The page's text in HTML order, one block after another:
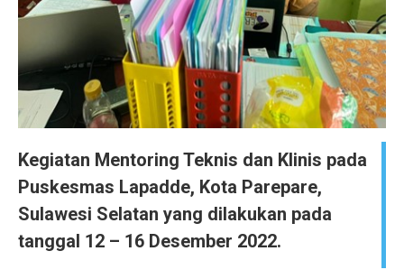
Kegiatan Mentoring Teknis dan Klinis pada
Puskesmas Lapadde, Kota Parepare,
Sulawesi Selatan yang dilakukan pada
tanggal 12 – 16 Desember 2022.